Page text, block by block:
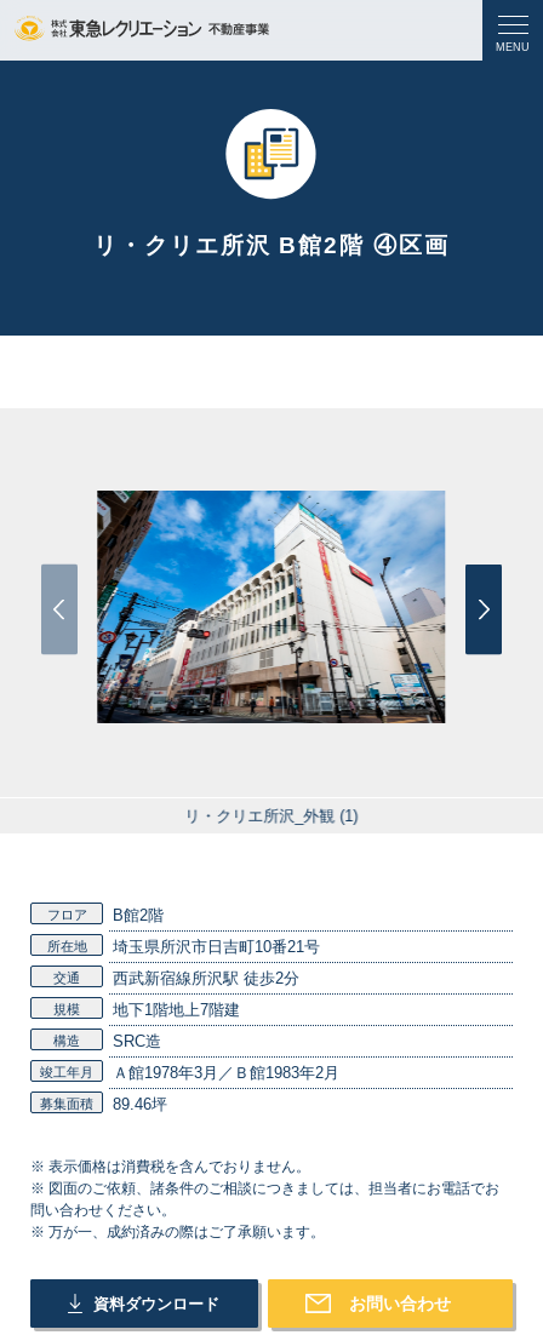
リ・クリエ所沢 B館2階 ④区画
リ・クリエ所沢_外観 (1)
フロア B館2階
所在地 埼玉県所沢市日吉町10番21号
交通 西武新宿線所沢駅 徒歩2分
規模 地下1階地上7階建
構造 SRC造
竣工年月 Ａ館1978年3月／Ｂ館1983年2月
募集面積 89.46坪
※ 表示価格は消費税を含んでおりません。
※ 図面のご依頼、諸条件のご相談につきましては、担当者にお電話でお
問い合わせください。
※ 万が一、成約済みの際はご了承願います。
資料ダウンロード お問い合わせ